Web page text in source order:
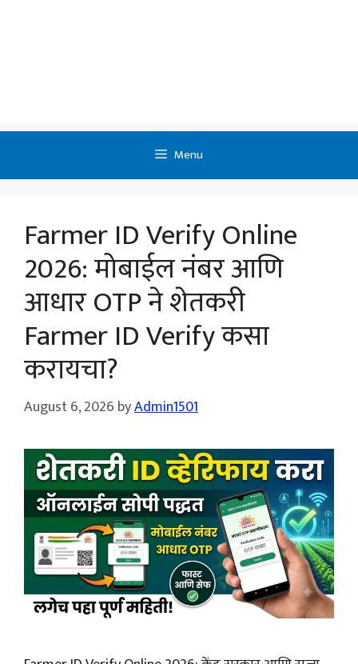
Menu
Farmer ID Verify Online
2026: मोबाईल नंबर आणि
आधार OTP ने शेतकरी
Farmer ID Verify कसा
करायचा?
August 6, 2026 byAdmin1501